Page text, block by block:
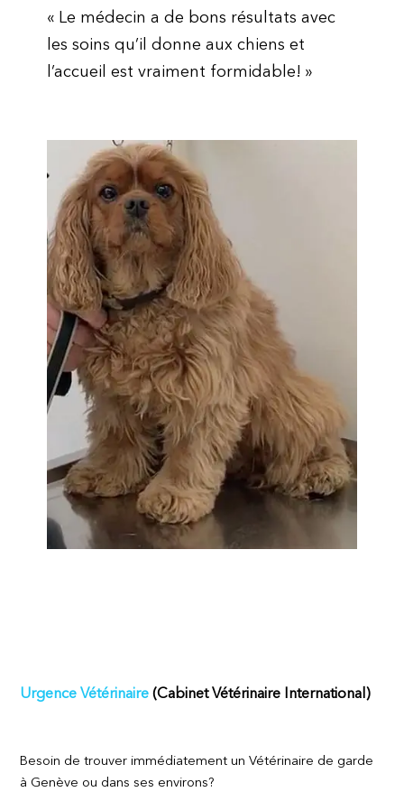
« Le médecin a de bons résultats avec
les soins qu’il donne aux chiens et
l’accueil est vraiment formidable! »
Urgence Vétérinaire (Cabinet Vétérinaire International)
Besoin de trouver immédiatement un Vétérinaire de garde
à Genève ou dans ses environs?